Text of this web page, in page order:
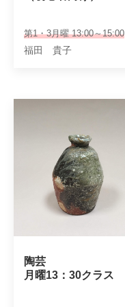
第1・3月曜 13:00～15:00
福田 貴子
陶芸
月曜13：30クラス